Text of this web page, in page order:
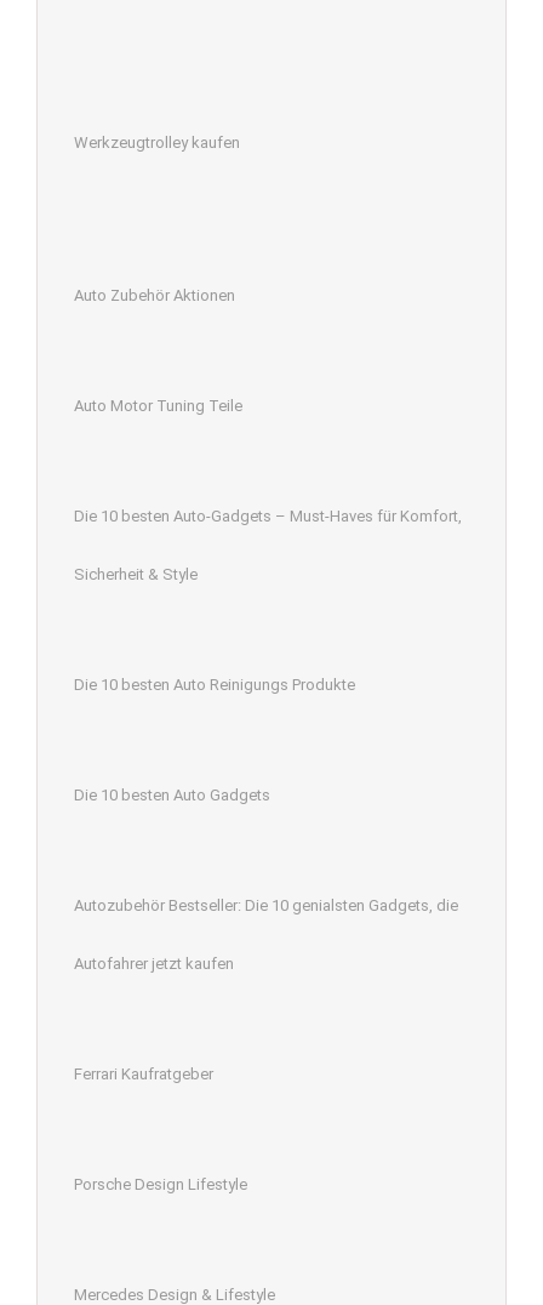
Werkzeugtrolley kaufen
Auto Zubehör Aktionen
Auto Motor Tuning Teile
Die 10 besten Auto-Gadgets – Must-Haves für Komfort,
Sicherheit & Style
Die 10 besten Auto Reinigungs Produkte
Die 10 besten Auto Gadgets
Autozubehör Bestseller: Die 10 genialsten Gadgets, die
Autofahrer jetzt kaufen
Ferrari Kaufratgeber
Porsche Design Lifestyle
Mercedes Design & Lifestyle